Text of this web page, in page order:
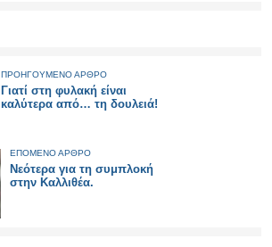
ΠΡΟΗΓΟΥΜΕΝΟ ΑΡΘΡΟ
Γιατί στη φυλακή είναι
καλύτερα από… τη δουλειά!
ΕΠΟΜΕΝΟ ΑΡΘΡΟ
Νεότερα για τη συμπλοκή
στην Καλλιθέα.